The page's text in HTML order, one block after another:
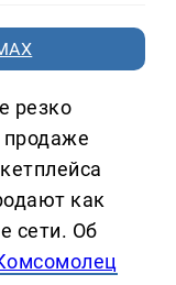
резко
продаже
как
сети. Об